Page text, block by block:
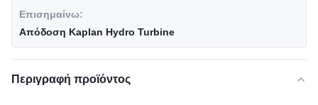
Επισημαίνω:
Απόδοση Kaplan Hydro Turbine
Περιγραφή προϊόντος